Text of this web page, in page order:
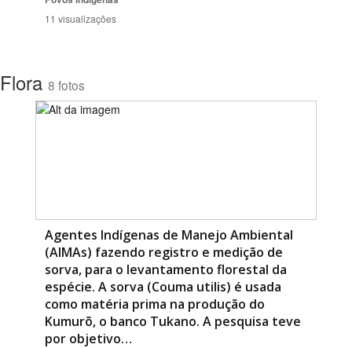
11 visualizações
Flora 8 fotos
Agentes Indígenas de Manejo Ambiental
(AIMAs) fazendo registro e medição de
sorva, para o levantamento florestal da
espécie. A sorva (Couma utilis) é usada
como matéria prima na produção do
Kumurõ, o banco Tukano. A pesquisa teve
por objetivo…